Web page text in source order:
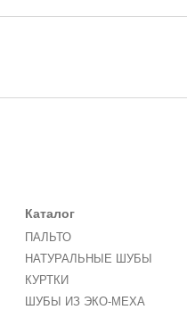
Каталог
ПАЛЬТО
НАТУРАЛЬНЫЕ ШУБЫ
КУРТКИ
ШУБЫ ИЗ ЭКО-МЕХА